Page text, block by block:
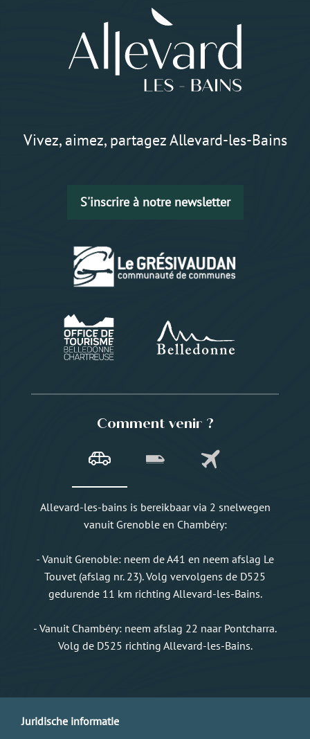
Vivez, aimez, partagez Allevard-les-Bains
S'inscrire à notre newsletter
Comment venir ?
Allevard-les-bains is bereikbaar via 2 snelwegen
vanuit Grenoble en Chambéry:
- Vanuit Grenoble: neem de A41 en neem afslag Le
Touvet (afslag nr. 23). Volg vervolgens de D525
gedurende 11 km richting Allevard-les-Bains.
- Vanuit Chambéry: neem afslag 22 naar Pontcharra.
Volg de D525 richting Allevard-les-Bains.
Juridische informatie